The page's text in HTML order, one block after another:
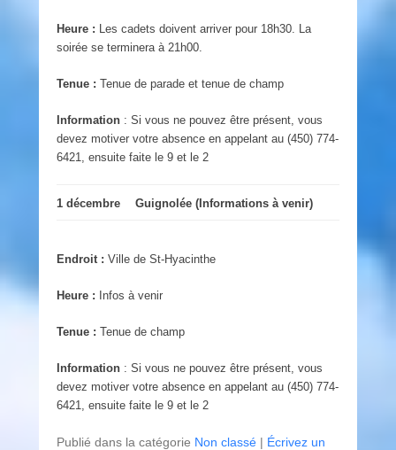
Heure : Les cadets doivent arriver pour 18h30. La
soirée se terminera à 21h00.
Tenue : Tenue de parade et tenue de champ
Information : Si vous ne pouvez être présent, vous
devez motiver votre absence en appelant au (450) 774-
6421, ensuite faite le 9 et le 2
1 décembre Guignolée (Informations à venir)
Endroit : Ville de St-Hyacinthe
Heure : Infos à venir
Tenue : Tenue de champ
Information : Si vous ne pouvez être présent, vous
devez motiver votre absence en appelant au (450) 774-
6421, ensuite faite le 9 et le 2
Publié dans la catégorie Non classé | Écrivez un